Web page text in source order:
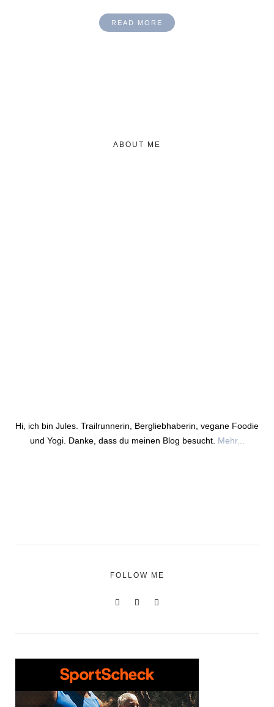
READ MORE
ABOUT ME
Hi, ich bin Jules. Trailrunnerin, Bergliebhaberin, vegane Foodie
und Yogi. Danke, dass du meinen Blog besucht. Mehr...
FOLLOW ME